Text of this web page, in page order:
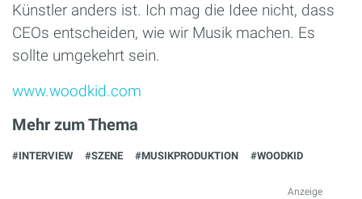
Künstler anders ist. Ich mag die Idee nicht, dass
CEOs entscheiden, wie wir Musik machen. Es
sollte umgekehrt sein.
www.woodkid.com
Mehr zum Thema
#INTERVIEW #SZENE #MUSIKPRODUKTION #WOODKID
Anzeige